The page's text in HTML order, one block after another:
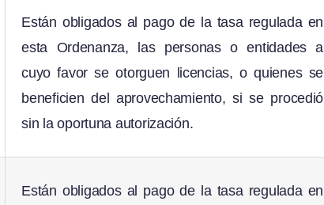
Están obligados al pago de la tasa regulada en
esta Ordenanza, las personas o entidades a
cuyo favor se otorguen licencias, o quienes se
beneficien del aprovechamiento, si se procedió
sin la oportuna autorización.
Están obligados al pago de la tasa regulada en